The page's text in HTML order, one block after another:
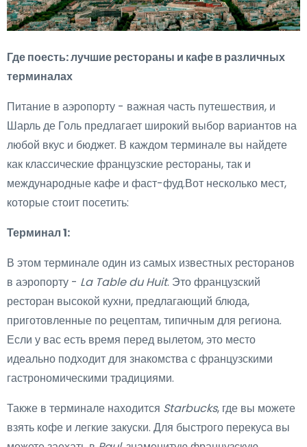
Где поесть: лучшие рестораны и кафе в различных
терминалах
Питание в аэропорту - важная часть путешествия, и
Шарль де Голь предлагает широкий выбор вариантов на
любой вкус и бюджет. В каждом терминале вы найдете
как классические французские рестораны, так и
международные кафе и фаст-фуд.Вот несколько мест,
которые стоит посетить:
Терминал 1:
В этом терминале один из самых известных ресторанов
в аэропорту - La Table du Huit. Это французский
ресторан высокой кухни, предлагающий блюда,
приготовленные по рецептам, типичным для региона.
Если у вас есть время перед вылетом, это место
идеально подходит для знакомства с французскими
гастрономическими традициями.
Также в терминале находится Starbucks, где вы можете
взять кофе и легкие закуски. Для быстрого перекуса вы